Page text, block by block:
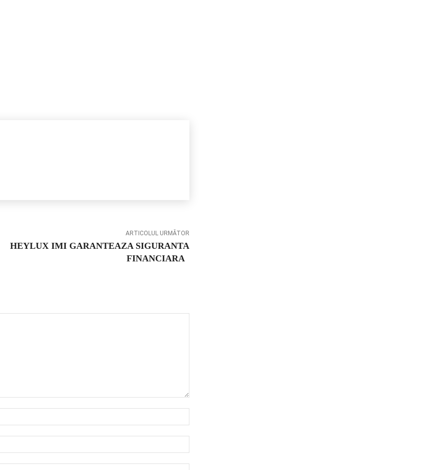
ARTICOLUL URMĂTOR
HEYLUX IMI GARANTEAZA SIGURANTA
FINANCIARA